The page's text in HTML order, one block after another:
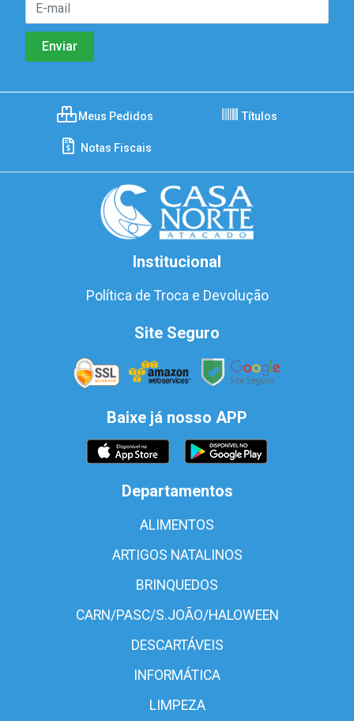
Meus Pedidos Títulos
Notas Fiscais
Institucional
Política de Troca e Devolução
Site Seguro
Baixe já nosso APP
Departamentos
ALIMENTOS
ARTIGOS NATALINOS
BRINQUEDOS
CARN/PASC/S.JOÃO/HALOWEEN
DESCARTÁVEIS
INFORMÁTICA
LIMPEZA